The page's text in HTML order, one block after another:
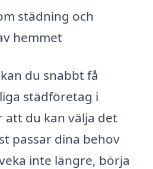
städning och
hemmet
du snabbt få
städföretag i
att du kan välja det
passar dina behov
inte längre, börja